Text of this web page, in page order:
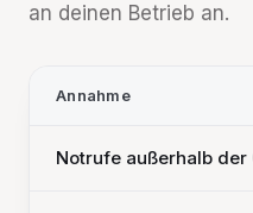
an deinen Betrieb an.
Annahme
Notrufe außerhalb der